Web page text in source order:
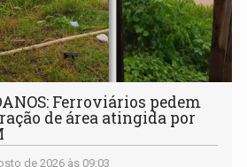
Ferroviários pedem
de área atingida por
de 2026 às 09:03